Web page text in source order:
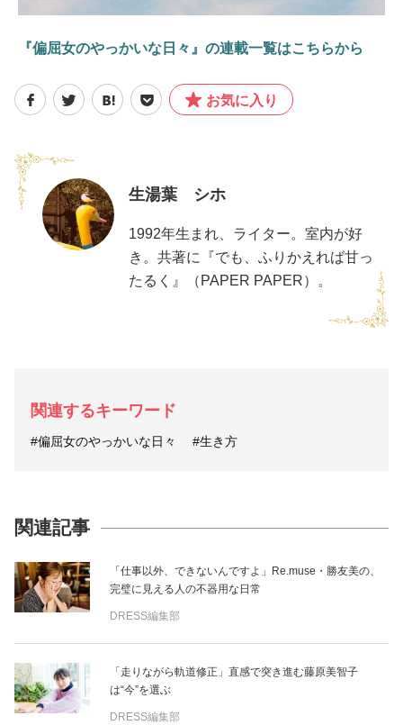
『偏屈女のやっかいな日々』の連載一覧はこちらから
お気に入り
生湯葉 シホ
1992年生まれ、ライター。室内が好
き。共著に『でも、ふりかえれば甘っ
たるく』（PAPER PAPER）。
関連するキーワード
#偏屈女のやっかいな日々 #生き方
関連記事
「仕事以外、できないんですよ」Re.muse・勝友美の、
完璧に見える人の不器用な日常
DRESS編集部
「走りながら軌道修正」直感で突き進む藤原美智子
は“今”を選ぶ
DRESS編集部